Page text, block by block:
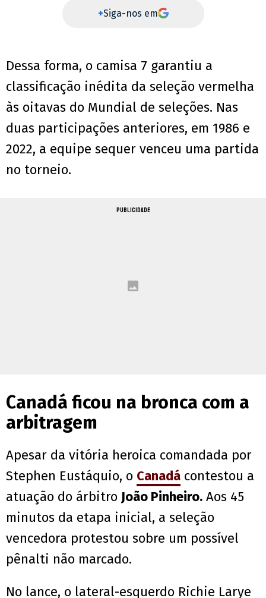
+Siga-nos em
Dessa forma, o camisa 7 garantiu a
classificação inédita da seleção vermelha
às oitavas do Mundial de seleções. Nas
duas participações anteriores, em 1986 e
2022, a equipe sequer venceu uma partida
no torneio.
PUBLICIDADE
Canadá ficou na bronca com a
arbitragem
Apesar da vitória heroica comandada por
Stephen Eustáquio, o Canadá contestou a
atuação do árbitro João Pinheiro. Aos 45
minutos da etapa inicial, a seleção
vencedora protestou sobre um possível
pênalti não marcado.
No lance, o lateral-esquerdo Richie Larye